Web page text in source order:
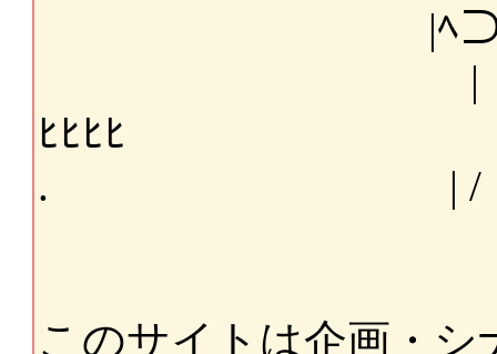
|ﾍ⊃ﾆ､_,､
| /⌒l,､
ﾋﾋﾋﾋ
. | / /::|三/
このサイトは企画・